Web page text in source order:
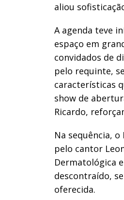
aliou
A agenda teve
espaço em
convidados de
pelo requinte,
características
show de
Ricardo,
Na sequência,
pelo cantor
Dermatológica
descontraído,
oferecida.